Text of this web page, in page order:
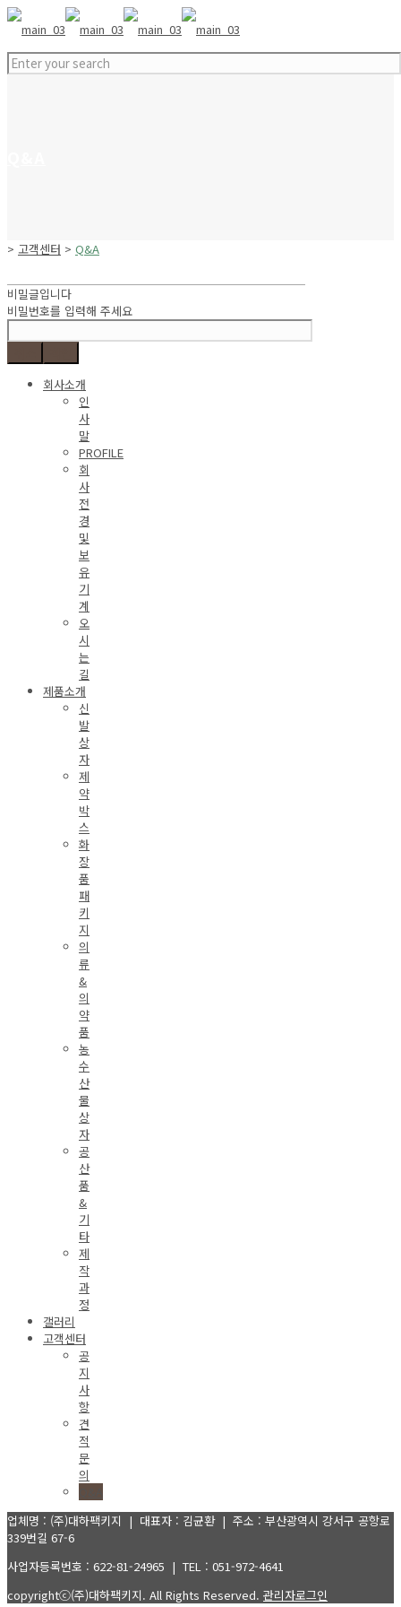
> 고객센터 > Q&A
비밀글입니다
비밀번호를 입력해 주세요
회사소개
인
사
말
PROFILE
회
사
전
경
및
보
유
기
계
오
시
는
길
제품소개
신
발
상
자
제
약
박
스
화
장
품
패
키
지
의
류
&
의
약
품
농
수
산
물
상
자
공
산
품
&
기
타
제
작
과
정
갤러리
고객센터
공
지
사
항
견
적
문
의
업체명 : (주)대하팩키지 | 대표자 : 김균환 | 주소 : 부산광역시 강서구 공항로
339번길 67-6
사업자등록번호 : 622-81-24965 | TEL : 051-972-4641
copyrightⓒ(주)대하팩키지. All Rights Reserved. 관리자로그인